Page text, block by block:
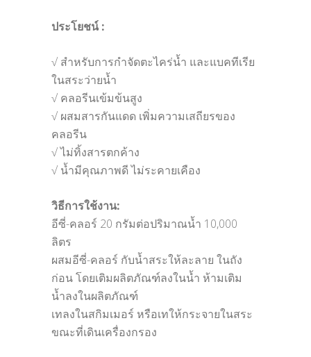
ประโยชน์ :
√ สำหรับการกำจัดตะไคร่น้ำ และแบคทีเรีย
ในสระว่ายน้ำ
√ คลอรีนเข้มข้นสูง
√ ผสมสารกันแดด เพิ่มความเสถียรของ
คลอรีน
√ ไม่ทิ้งสารตกค้าง
√ น้ำมีคุณภาพดี ไม่ระคายเคือง
วิธีการใช้งาน:
อีซี่-คลอร์ 20 กรัมต่อปริมาณน้ำ 10,000
ลิตร
ผสมอีซี่-คลอร์ กับน้ำสระให้ละลาย ในถัง
ก่อน โดยเติมผลิตภัณฑ์ลงในน้ำ ห้ามเติม
น้ำลงในผลิตภัณฑ์
เทลงในสกิมเมอร์ หรือเทให้กระจายในสระ
ขณะที่เดินเครื่องกรอง